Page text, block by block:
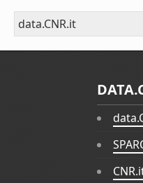
data.CNR.it